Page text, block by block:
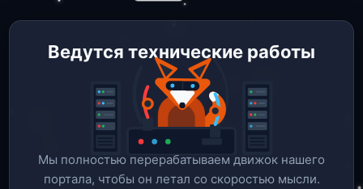
Ведутся технические работы
Мы полностью перерабатываем движок нашего
портала, чтобы он летал со скоростью мысли.